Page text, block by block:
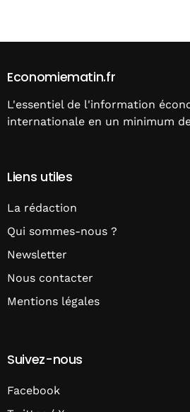
Economiematin.fr
L'essentiel de l'information
internationale en un minimum
Liens utiles
La rédaction
Qui sommes-nous ?
Newsletter
Nous contacter
Mentions légales
Suivez-nous
Facebook